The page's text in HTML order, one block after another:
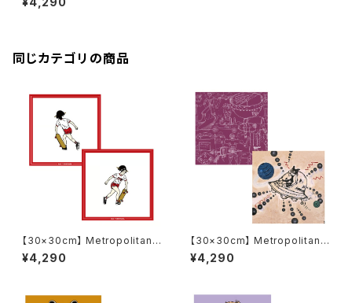
ロスボトル MCB342 / Daily li
同じカテゴリの商品
【30×30cm】 Metropolitan
Crossbottle メトロポリタンク
ロスボトル MCB332 / 吉原 奈
¥4,290
【30×30cm】 Metropolitan
Crossbottle メトロポリタンク
ロスボトル MCB334 / TAM-T
¥4,290